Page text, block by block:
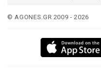
© AGONES.GR 2009 - 2026